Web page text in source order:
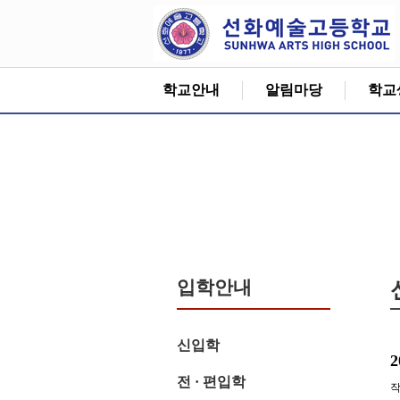
학교안내 알림마당 학교
입학안내
신입학
전 · 편입학